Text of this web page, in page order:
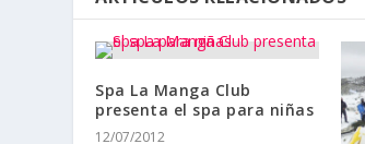
Spa La Manga Club
presenta el spa para niñas
12/07/2012